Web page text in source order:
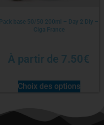
Pack base 50/50 200ml – Day 2 Diy –
Ciga France
À partir de 7.50€
Choix des options